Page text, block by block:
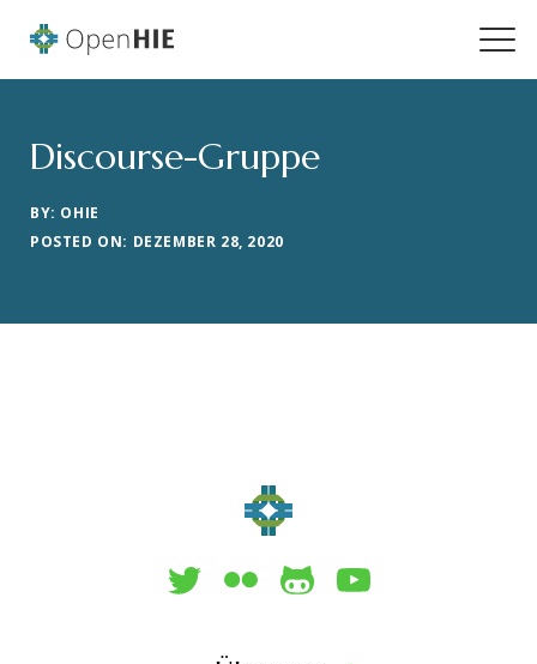
Discourse-Gruppe
BY: OHIE
POSTED ON: DEZEMBER 28, 2020